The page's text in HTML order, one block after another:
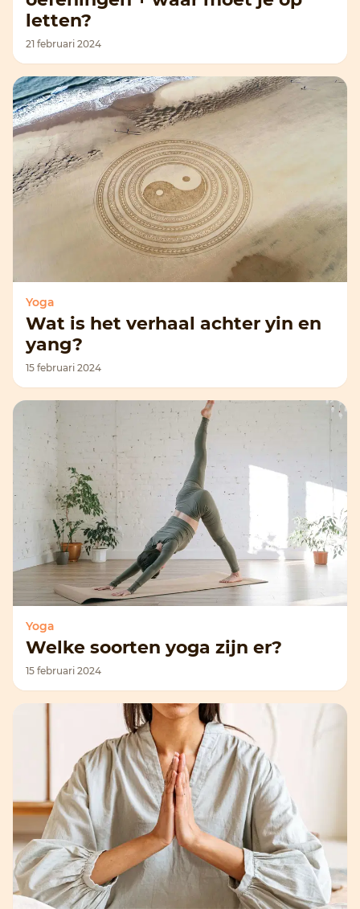
letten?
21 februari 2024
Yoga
Wat is het verhaal achter yin en
yang?
15 februari 2024
Yoga
Welke soorten yoga zijn er?
15 februari 2024